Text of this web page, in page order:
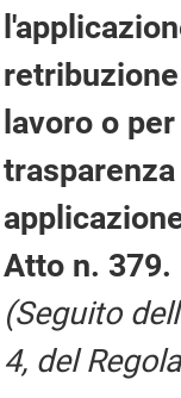
lavoro o
Atto n. 379.
(Seguito
4, del